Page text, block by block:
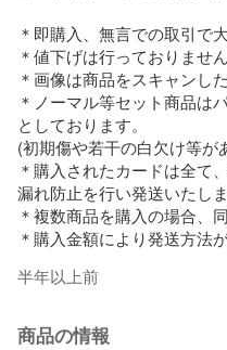
＊即購入、無言での取引で
＊値下げは行っておりません
＊画像は商品をスキャンし
＊ノーマル等セット商品は
としております。
(初期傷や若干の白欠け等が
＊購入されたカードは全て
漏れ防止を行い発送いたしま
＊複数商品を購入の場合、
＊購入金額により発送方法
半年以上前
商品の情報